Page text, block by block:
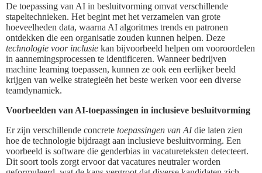
De toepassing van AI in besluitvorming omvat verschillende
stapeltechnieken. Het begint met het verzamelen van grote
hoeveelheden data, waarna AI algoritmes trends en patronen
ontdekken die een organisatie zouden kunnen helpen. Deze
technologie voor inclusie kan bijvoorbeeld helpen om vooroordelen
in aannemingsprocessen te identificeren. Wanneer bedrijven
machine learning toepassen, kunnen ze ook een eerlijker beeld
krijgen van welke strategieën het beste werken voor een diverse
teamdynamiek.
Voorbeelden van AI-toepassingen in inclusieve besluitvorming
Er zijn verschillende concrete toepassingen van AIdie laten zien
hoe de technologie bijdraagt aan inclusieve besluitvorming. Een
voorbeeld is software die genderbias in vacatureteksten detecteert.
Dit soort tools zorgt ervoor dat vacatures neutraler worden